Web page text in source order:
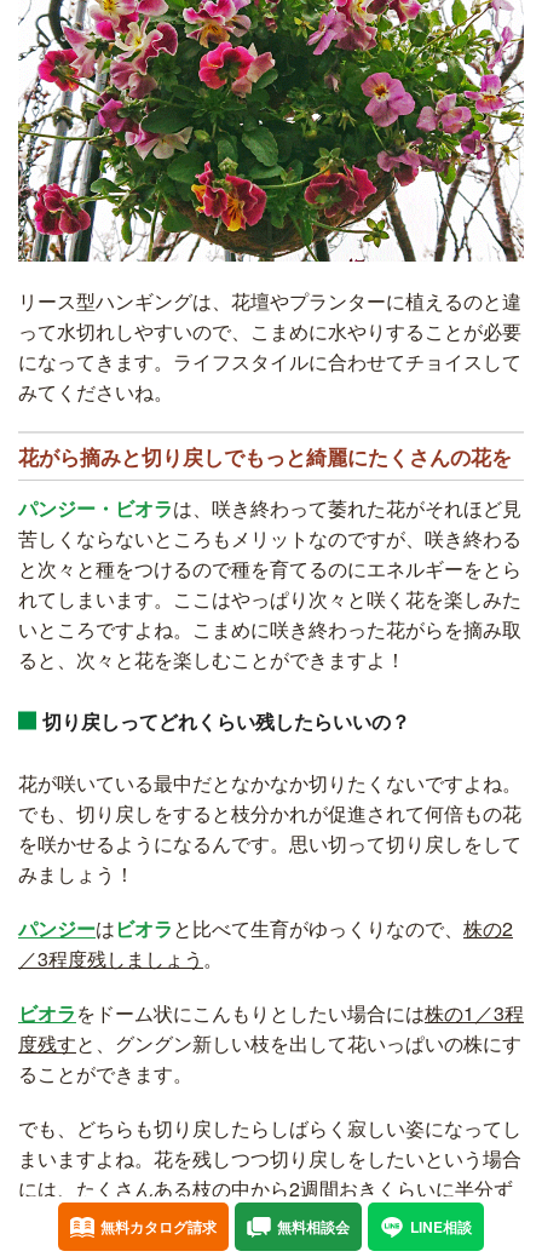
リース型ハンギングは、花壇やプランターに植えるのと違
って水切れしやすいので、こまめに水やりすることが必要
になってきます。ライフスタイルに合わせてチョイスして
みてくださいね。
花がら摘みと切り戻しでもっと綺麗にたくさんの花を
パンジー・ビオラは、咲き終わって萎れた花がそれほど見
苦しくならないところもメリットなのですが、咲き終わる
と次々と種をつけるので種を育てるのにエネルギーをとら
れてしまいます。ここはやっぱり次々と咲く花を楽しみた
いところですよね。こまめに咲き終わった花がらを摘み取
ると、次々と花を楽しむことができますよ！
切り戻しってどれくらい残したらいいの？
花が咲いている最中だとなかなか切りたくないですよね。
でも、切り戻しをすると枝分かれが促進されて何倍もの花
を咲かせるようになるんです。思い切って切り戻しをして
みましょう！
パンジーはビオラと比べて生育がゆっくりなので、 株の2
／3程度残しましょう 。
ビオラをドーム状にこんもりとしたい場合には株の1／3程
度残すと、グングン新しい枝を出して花いっぱいの株にす
ることができます。
でも、どちらも切り戻したらしばらく寂しい姿になってし
まいますよね。花を残しつつ切り戻しをしたいという場合
には、たくさんある枝の中から2週間おきくらいに半分ず
つ切り戻す方法もあるので試してみてくださいね。
無料カタログ請求 無料相談会 LINE相談